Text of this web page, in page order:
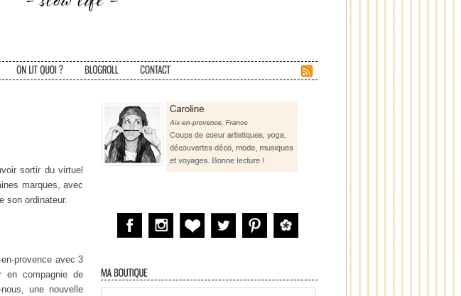
sortir du virtuel
marques, avec
son ordinateur.
provence avec 3
en compagnie de
une nouvelle